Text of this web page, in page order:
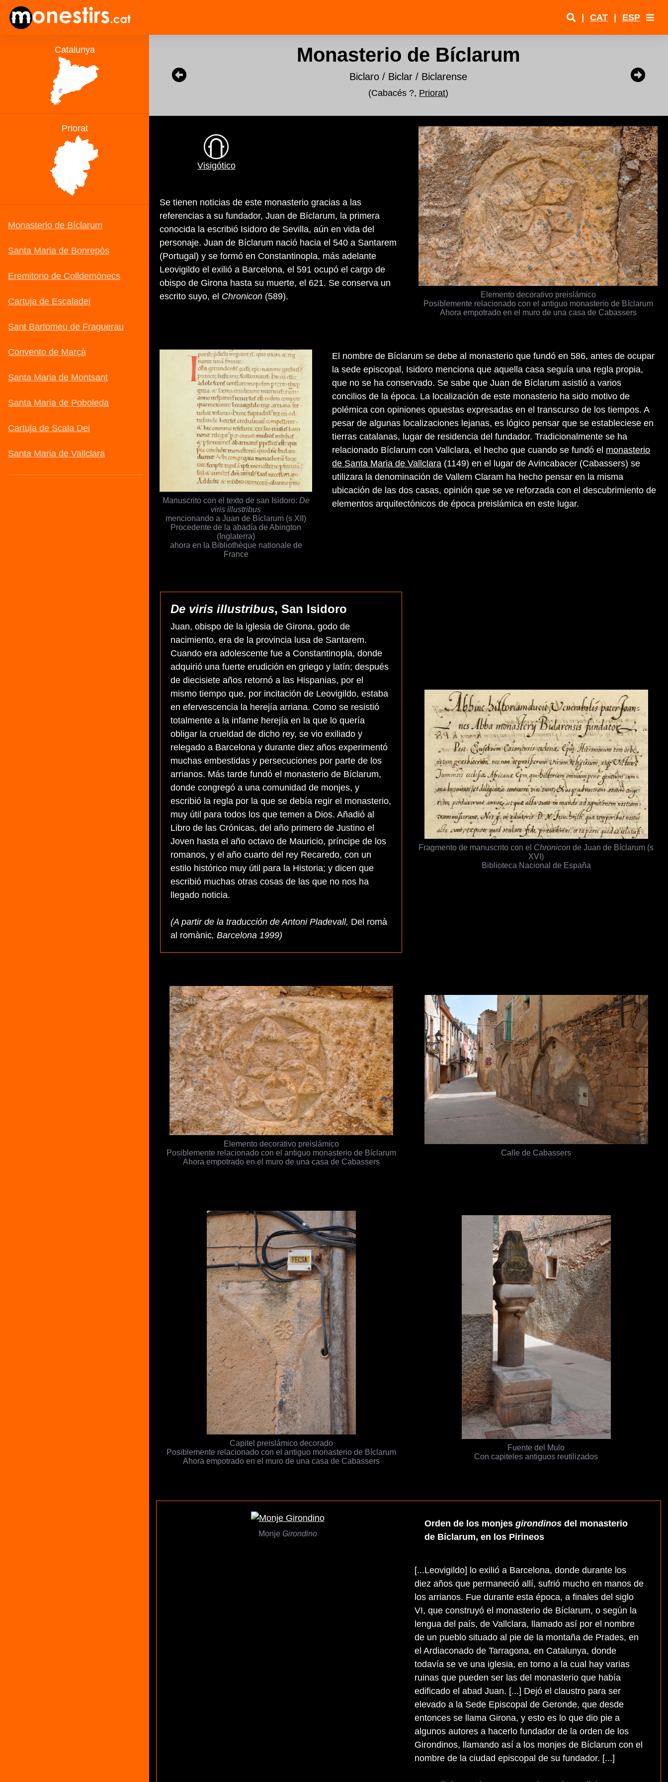
| CAT | ESP
Monasterio de Bíclarum
Biclaro / Biclar / Biclarense
(Cabacés ?, Priorat)
Elemento decorativo preislámico
Posiblemente relacionado con el antiguo monasterio de Bíclarum
Ahora empotrado en el muro de una casa de Cabassers
Visigótico
Se tienen noticias de este monasterio gracias a las
referencias a su fundador, Juan de Bíclarum, la primera
conocida la escribió Isidoro de Sevilla, aún en vida del
personaje. Juan de Bíclarum nació hacia el 540 a Santarem
(Portugal) y se formó en Constantinopla, más adelante
Leovigildo el exilió a Barcelona, el 591 ocupó el cargo de
obispo de Girona hasta su muerte, el 621. Se conserva un
escrito suyo, el Chronicon (589).
Manuscrito con el texto de san Isidoro: De
viris illustribus
mencionando a Juan de Bíclarum (s XII)
Procedente de la abadía de Abington
(Inglaterra)
ahora en la Bibliothèque nationale de
France
El nombre de Bíclarum se debe al monasterio que fundó en 586, antes de ocupar
la sede episcopal, Isidoro menciona que aquella casa seguía una regla propia,
que no se ha conservado. Se sabe que Juan de Bíclarum asistió a varios
concilios de la época. La localización de este monasterio ha sido motivo de
polémica con opiniones opuestas expresadas en el transcurso de los tiempos. A
pesar de algunas localizaciones lejanas, es lógico pensar que se estableciese en
tierras catalanas, lugar de residencia del fundador. Tradicionalmente se ha
relacionado Bíclarum con Vallclara, el hecho que cuando se fundó el monasterio
de Santa Maria de Vallclara (1149) en el lugar de Avincabacer (Cabassers) se
utilizara la denominación de Vallem Claram ha hecho pensar en la misma
ubicación de las dos casas, opinión que se ve reforzada con el descubrimiento de
elementos arquitectónicos de época preislámica en este lugar.
De viris illustribus, San Isidoro
Juan, obispo de la iglesia de Girona, godo de
nacimiento, era de la provincia lusa de Santarem.
Cuando era adolescente fue a Constantinopla, donde
adquirió una fuerte erudición en griego y latín; después
de diecisiete años retornó a las Hispanias, por el
mismo tiempo que, por incitación de Leovigildo, estaba
en efervescencia la herejía arriana. Como se resistió
totalmente a la infame herejía en la que lo quería
obligar la crueldad de dicho rey, se vio exiliado y
relegado a Barcelona y durante diez años experimentó
muchas embestidas y persecuciones por parte de los
arrianos. Más tarde fundó el monasterio de Bíclarum,
donde congregó a una comunidad de monjes, y
escribió la regla por la que se debía regir el monasterio,
muy útil para todos los que temen a Dios. Añadió al
Libro de las Crónicas, del año primero de Justino el
Joven hasta el año octavo de Mauricio, príncipe de los
romanos, y el año cuarto del rey Recaredo, con un
estilo histórico muy útil para la Historia; y dicen que
escribió muchas otras cosas de las que no nos ha
llegado noticia.
(A partir de la traducción de Antoni Pladevall, Del romà
al romànic, Barcelona 1999)
Fragmento de manuscrito con el Chronicon de Juan de Bíclarum (s
XVI)
Biblioteca Nacional de España
Elemento decorativo preislámico
Posiblemente relacionado con el antiguo monasterio de Bíclarum
Ahora empotrado en el muro de una casa de Cabassers
Calle de Cabassers
Capitel preislámico decorado
Posiblemente relacionado con el antiguo monasterio de Bíclarum
Ahora empotrado en el muro de una casa de Cabassers
Fuente del Mulo
Con capiteles antiguos reutilizados
Monje Girondino
Orden de los monjes girondinos del monasterio
de Bíclarum, en los Pirineos
[...Leovigildo] lo exilió a Barcelona, donde durante los
diez años que permaneció allí, sufrió mucho en manos de
los arrianos. Fue durante esta época, a finales del siglo
VI, que construyó el monasterio de Bíclarum, o según la
lengua del país, de Vallclara, llamado así por el nombre
de un pueblo situado al pie de la montaña de Prades, en
el Ardiaconado de Tarragona, en Catalunya, donde
todavía se ve una iglesia, en torno a la cual hay varias
ruinas que pueden ser las del monasterio que había
edificado el abad Juan. [...] Dejó el claustro para ser
elevado a la Sede Episcopal de Geronde, que desde
entonces se llama Girona, y esto es lo que dio pie a
algunos autores a hacerlo fundador de la orden de los
Girondinos, llamando así a los monjes de Bíclarum con el
nombre de la ciudad episcopal de su fundador. [...]